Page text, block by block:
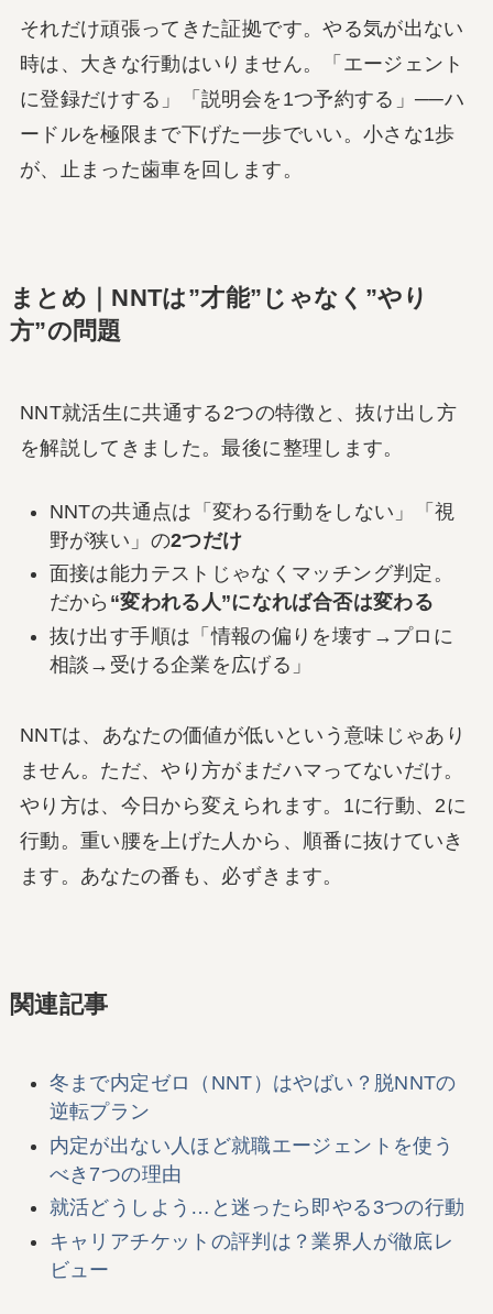
それだけ頑張ってきた証拠です。やる気が出ない
時は、大きな行動はいりません。「エージェント
に登録だけする」「説明会を1つ予約する」──ハ
ードルを極限まで下げた一歩でいい。小さな1歩
が、止まった歯車を回します。
まとめ｜NNTは”才能”じゃなく”やり
方”の問題
NNT就活生に共通する2つの特徴と、抜け出し方
を解説してきました。最後に整理します。
NNTの共通点は「変わる行動をしない」「視
野が狭い」の2つだけ
面接は能力テストじゃなくマッチング判定。
だから “変われる人”になれば合否は変わる
抜け出す手順は「情報の偏りを壊す→プロに
相談→受ける企業を広げる」
NNTは、あなたの価値が低いという意味じゃあり
ません。ただ、やり方がまだハマってないだけ。
やり方は、今日から変えられます。1に行動、2に
行動。重い腰を上げた人から、順番に抜けていき
ます。あなたの番も、必ずきます。
関連記事
冬まで内定ゼロ（NNT）はやばい？脱NNTの
逆転プラン
内定が出ない人ほど就職エージェントを使う
べき7つの理由
就活どうしよう…と迷ったら即やる3つの行動
キャリアチケットの評判は？業界人が徹底レ
ビュー